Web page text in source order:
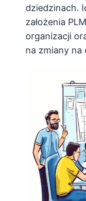
dziedzinach.
założenia
organizacji
na zmiany